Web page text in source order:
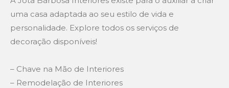
uma casa adaptada ao seu estilo de vida e
personalidade. Explore todos os serviços de
decoração disponíveis!
– Chave na Mão de Interiores
– Remodelação de Interiores